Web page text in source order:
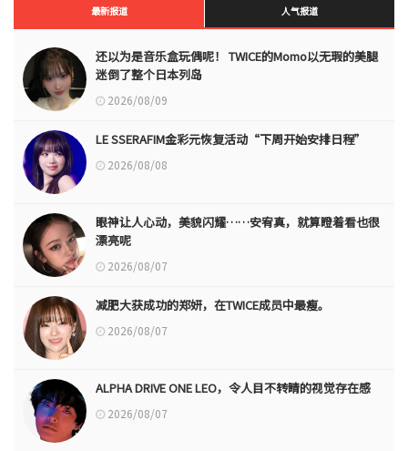
最新报道 人气报道
还以为是音乐盒玩偶呢！ TWICE的Momo以无瑕的美腿
迷倒了整个日本列岛
2026/08/09
LE SSERAFIM金彩元恢复活动“下周开始安排日程”
2026/08/08
眼神让人心动，美貌闪耀……安宥真，就算瞪着看也很
漂亮呢
2026/08/07
减肥大获成功的郑妍，在TWICE成员中最瘦。
2026/08/07
ALPHA DRIVE ONE LEO，令人目不转睛的视觉存在感
2026/08/07